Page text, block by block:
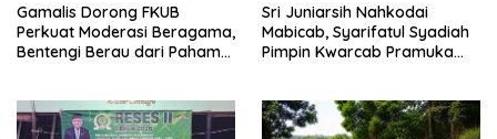
Gamalis Dorong FKUB
Perkuat Moderasi Beragama,
Bentengi Berau dari Paham
Sri Juniarsih Nahkodai
Mabicab, Syarifatul Syadiah
Pimpin Kwarcab Pramuka